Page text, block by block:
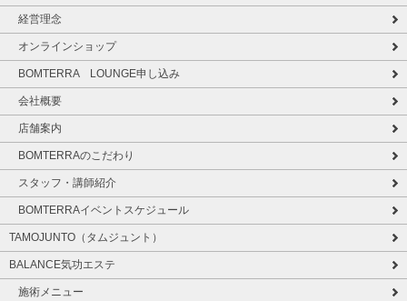
経営理念
オンラインショップ
BOMTERRA LOUNGE申し込み
会社概要
店舗案内
BOMTERRAのこだわり
スタッフ・講師紹介
BOMTERRAイベントスケジュール
TAMOJUNTO（タムジュント）
BALANCE気功エステ
施術メニュー